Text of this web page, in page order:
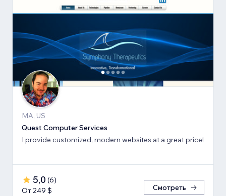
MA, US
Quest Computer Services
I provide customized, modern websites at a great price!
5,0 (6)
От 249 $
Смотреть